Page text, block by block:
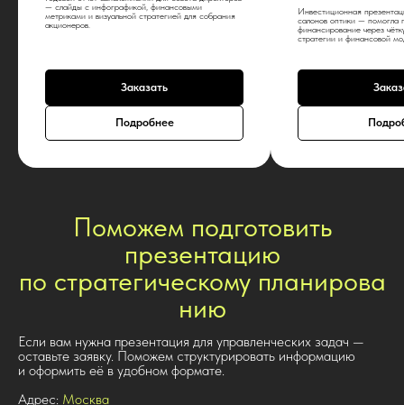
— слайды с инфографикой, финансовыми
метриками и визуальной стратегией для собрания
акционеров.
Заказать
Подробнее
Инвестиционная
салонов оптики — помогла
финансирование через
стратегии и финансовой
Поможем подготовить
презентацию
по стратегическому планирова
нию
Если вам нужна презентация для управленческих задач —
оставьте заявку. Поможем структурировать информацию
и оформить её в удобном формате.
Адрес: Москва